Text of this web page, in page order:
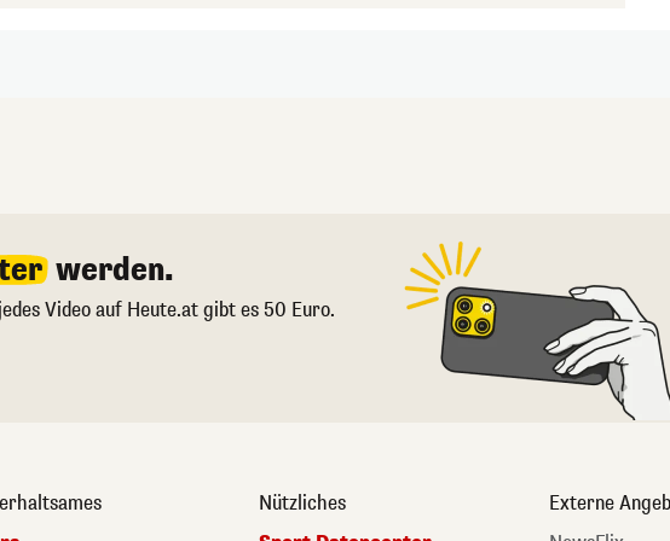
werden.
Video auf Heute.at gibt es 50 Euro.
Nützliches
Externe